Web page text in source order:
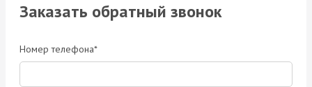
Заказать обратный звонок
Номер телефона*